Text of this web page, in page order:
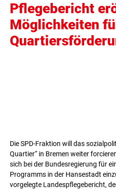
Pflegebericht
Möglichkeiten
Die SPD-Fraktion will das
Quartier“ in Bremen weiter
sich bei der Bundesregierung für
Programms in der Hansestadt
vorgelegte Landespflegebericht,